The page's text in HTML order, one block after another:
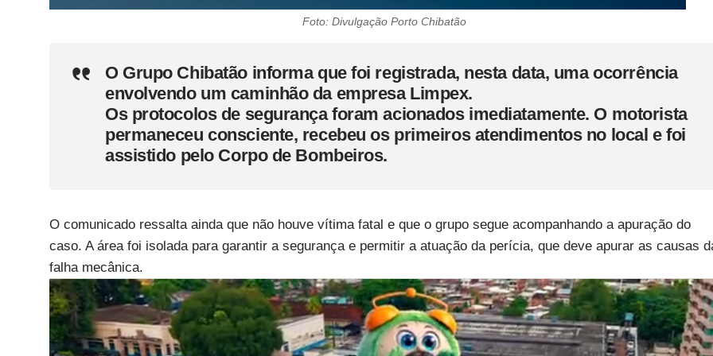
Foto: Divulgação Porto Chibatão
O Grupo Chibatão informa que foi registrada, nesta data, uma ocorrência
envolvendo um caminhão da empresa Limpex.
Os protocolos de segurança foram acionados imediatamente. O motorista
permaneceu consciente, recebeu os primeiros atendimentos no local e foi
assistido pelo Corpo de Bombeiros.
O comunicado ressalta ainda que não houve vítima fatal e que o grupo segue acompanhando a apuração do
caso. A área foi isolada para garantir a segurança e permitir a atuação da perícia, que deve apurar as causas
falha mecânica.